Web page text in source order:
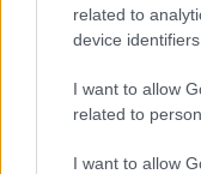
related to
device identifiers
I want to allow
related to
I want to allow
ΕΞΕΛΙΞΗ: H
εκτοξευτές
πυραύλους